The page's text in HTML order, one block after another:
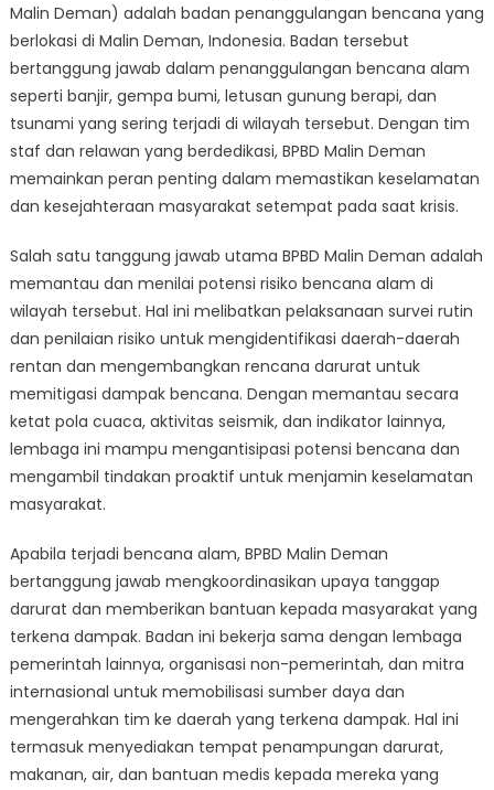
BPBD
Malin
Deman:
Respons
Bencana
Alam
Malin Deman) adalah badan penanggulangan bencana yang
berlokasi di Malin Deman, Indonesia. Badan tersebut
bertanggung jawab dalam penanggulangan bencana alam
seperti banjir, gempa bumi, letusan gunung berapi, dan
tsunami yang sering terjadi di wilayah tersebut. Dengan tim
staf dan relawan yang berdedikasi, BPBD Malin Deman
memainkan peran penting dalam memastikan keselamatan
dan kesejahteraan masyarakat setempat pada saat krisis.
Salah satu tanggung jawab utama BPBD Malin Deman adalah
memantau dan menilai potensi risiko bencana alam di
wilayah tersebut. Hal ini melibatkan pelaksanaan survei rutin
dan penilaian risiko untuk mengidentifikasi daerah-daerah
rentan dan mengembangkan rencana darurat untuk
memitigasi dampak bencana. Dengan memantau secara
ketat pola cuaca, aktivitas seismik, dan indikator lainnya,
lembaga ini mampu mengantisipasi potensi bencana dan
mengambil tindakan proaktif untuk menjamin keselamatan
masyarakat.
Apabila terjadi bencana alam, BPBD Malin Deman
bertanggung jawab mengkoordinasikan upaya tanggap
darurat dan memberikan bantuan kepada masyarakat yang
terkena dampak. Badan ini bekerja sama dengan lembaga
pemerintah lainnya, organisasi non-pemerintah, dan mitra
internasional untuk memobilisasi sumber daya dan
mengerahkan tim ke daerah yang terkena dampak. Hal ini
termasuk menyediakan tempat penampungan darurat,
makanan, air, dan bantuan medis kepada mereka yang